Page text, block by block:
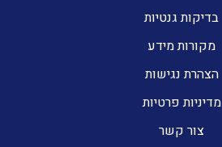
בדיקות גנטיות
מקורות מידע
הצהרת נגישות
מדיניות פרטיות
צור קשר